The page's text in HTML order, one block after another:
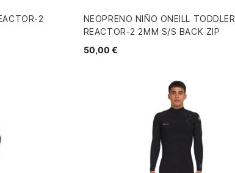
2
NEOPRENO NIÑO ONEILL TODDLER
REACTOR-2 2MM S/S BACK ZIP
50,00 €